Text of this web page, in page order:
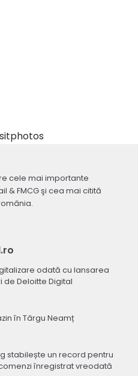
cele mai importante
& FMCG şi cea mai citită
odată cu lansarea
de Deloitte Digital
în Târgu Neamț
stabilește un record pentru
înregistrat vreodată